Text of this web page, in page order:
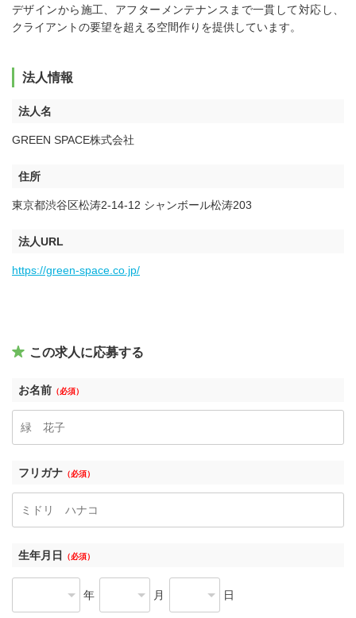
デザインから施工、アフターメンテナンスまで一貫して対応し、
クライアントの要望を超える空間作りを提供しています。
法人情報
法人名
GREEN SPACE株式会社
住所
東京都渋谷区松涛2-14-12 シャンボール松涛203
法人URL
https://green-space.co.jp/
この求人に応募する
お名前 （必須）
フリガナ （必須）
生年月日 （必須）
年 月 日